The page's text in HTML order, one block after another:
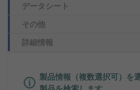
データシート
その他
詳細情報
製品情報（複数選択可）を